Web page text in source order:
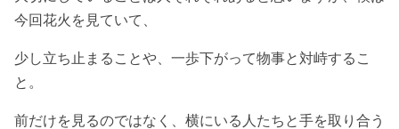
今回花火を見ていて、
少し立ち止まることや、一歩下がって物事と対峙するこ
と。
前だけを見るのではなく、横にいる人たちと手を取り合う